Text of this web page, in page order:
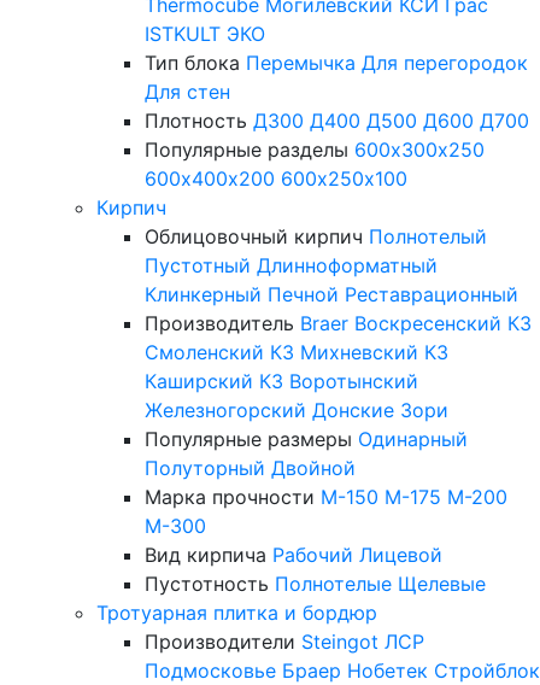
Thermocube Могилевский КСИ Грас
ISTKULT ЭКО
Тип блока Перемычка Для перегородок
Для стен
Плотность Д300 Д400 Д500 Д600 Д700
Популярные разделы 600х300х250
600х400х200 600х250х100
Кирпич
Облицовочный кирпич Полнотелый
Пустотный Длинноформатный
Клинкерный Печной Реставрационный
Производитель Braer Воскресенский КЗ
Смоленский КЗ Михневский КЗ
Каширский КЗ Воротынский
Железногорский Донские Зори
Популярные размеры Одинарный
Полуторный Двойной
Марка прочности М-150 М-175 М-200
М-300
Вид кирпича Рабочий Лицевой
Пустотность Полнотелые Щелевые
Тротуарная плитка и бордюр
Производители Steingot ЛСР
Подмосковье Браер Нобетек Стройблок